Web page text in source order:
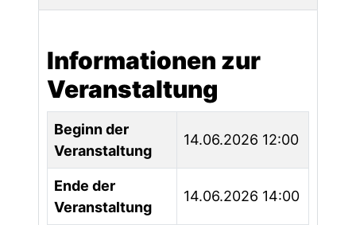
Informationen zur
Veranstaltung
Beginn der
Veranstaltung
14.06.2026 12:00
Ende der
Veranstaltung
14.06.2026 14:00